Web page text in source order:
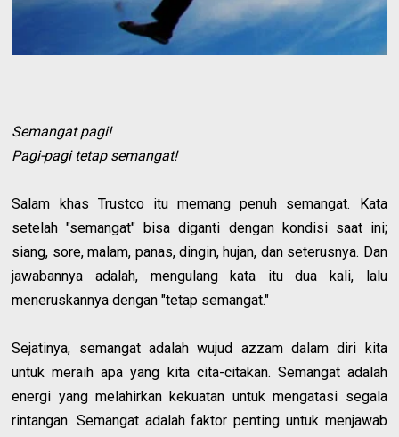
Semangat pagi!
Pagi-pagi tetap semangat!
Salam khas Trustco itu memang penuh semangat. Kata
setelah "semangat" bisa diganti dengan kondisi saat ini;
siang, sore, malam, panas, dingin, hujan, dan seterusnya. Dan
jawabannya adalah, mengulang kata itu dua kali, lalu
meneruskannya dengan "tetap semangat."
Sejatinya, semangat adalah wujud azzam dalam diri kita
untuk meraih apa yang kita cita-citakan. Semangat adalah
energi yang melahirkan kekuatan untuk mengatasi segala
rintangan. Semangat adalah faktor penting untuk menjawab